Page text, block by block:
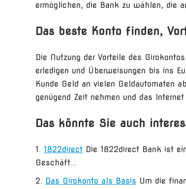
ermöglichen, die Bank zu wählen, die
Das beste Konto finden,
Die Nutzung der Vorteile des
erledigen und Überweisungen bis ins
Kunde Geld an vielen Geldautomaten
genügend Zeit nehmen und das
Das könnte Sie auch
1822direct Die 1822direct Bank ist
Geschäft...
Das Girokonto als Basis Um die